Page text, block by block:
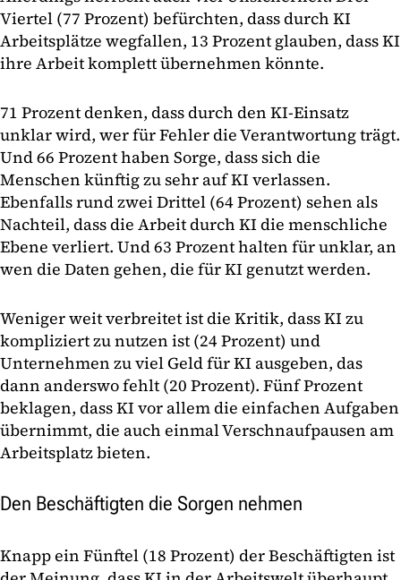
Viertel (77 Prozent) befürchten, dass durch KI
Arbeitsplätze wegfallen, 13 Prozent glauben, dass KI
ihre Arbeit komplett übernehmen könnte.
71 Prozent denken, dass durch den KI-Einsatz
unklar wird, wer für Fehler die Verantwortung trägt.
Und 66 Prozent haben Sorge, dass sich die
Menschen künftig zu sehr auf KI verlassen.
Ebenfalls rund zwei Drittel (64 Prozent) sehen als
Nachteil, dass die Arbeit durch KI die menschliche
Ebene verliert. Und 63 Prozent halten für unklar, an
wen die Daten gehen, die für KI genutzt werden.
Weniger weit verbreitet ist die Kritik, dass KI zu
kompliziert zu nutzen ist (24 Prozent) und
Unternehmen zu viel Geld für KI ausgeben, das
dann anderswo fehlt (20 Prozent). Fünf Prozent
beklagen, dass KI vor allem die einfachen Aufgaben
übernimmt, die auch einmal Verschnaufpausen am
Arbeitsplatz bieten.
Den Beschäftigten die Sorgen nehmen
Knapp ein Fünftel (18 Prozent) der Beschäftigten ist